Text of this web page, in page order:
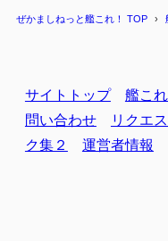
ぜかましねっと艦これ！ TOP
サイトトップ 艦こ
問い合わせ
リクエ
ク集２
運営者情報